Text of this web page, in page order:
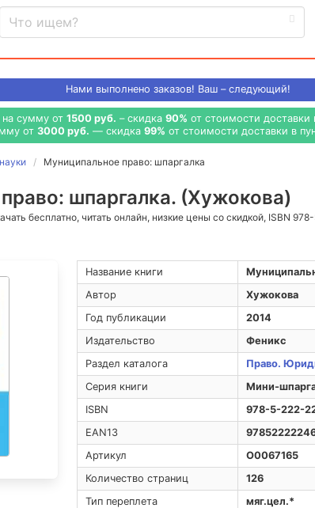
Нами выполнено заказов! Ваш – следующий!
на сумму от 1500 руб. – скидка 90% от стоимости доставки
от 3000 руб. — скидка 99% от стоимости доставки в
Муниципальное право: шпаргалка
шпаргалка. (Хужокова)
бесплатно, читать онлайн, низкие цены со скидкой, ISBN
Название книги
Автор
Хужокова
Год публикации
2014
Издательство
Феникс
Раздел каталога
Право.
Серия книги
Мини-
ISBN
978-5-222-
EAN13
Артикул
O0067165
Количество страниц
126
Тип переплета
мяг.цел.*